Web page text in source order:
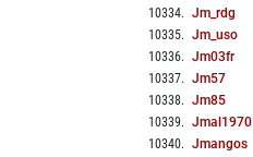
10334. Jm_rdg
10335. Jm_uso
10336. Jm03fr
10337. Jm57
10338. Jm85
10339. Jmal1970
10340. Jmangos